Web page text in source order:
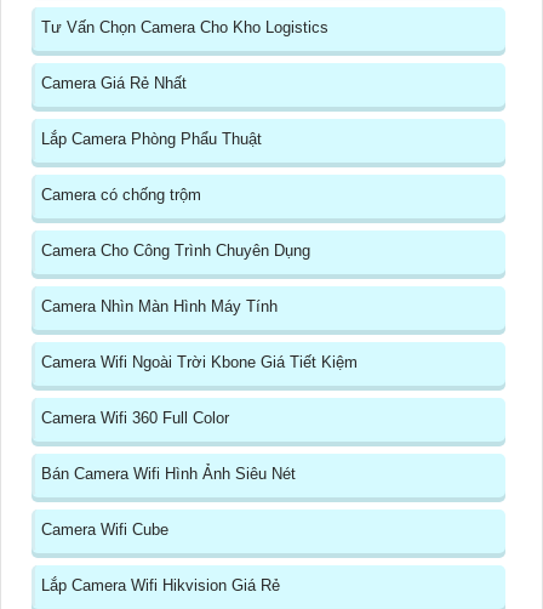
Tư Vấn Chọn Camera Cho Kho Logistics
Camera Giá Rẻ Nhất
Lắp Camera Phòng Phẩu Thuật
Camera có chống trộm
Camera Cho Công Trình Chuyên Dụng
Camera Nhìn Màn Hình Máy Tính
Camera Wifi Ngoài Trời Kbone Giá Tiết Kiệm
Camera Wifi 360 Full Color
Bán Camera Wifi Hình Ảnh Siêu Nét
Camera Wifi Cube
Lắp Camera Wifi Hikvision Giá Rẻ